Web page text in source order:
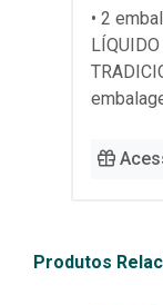
• 2
Produtos